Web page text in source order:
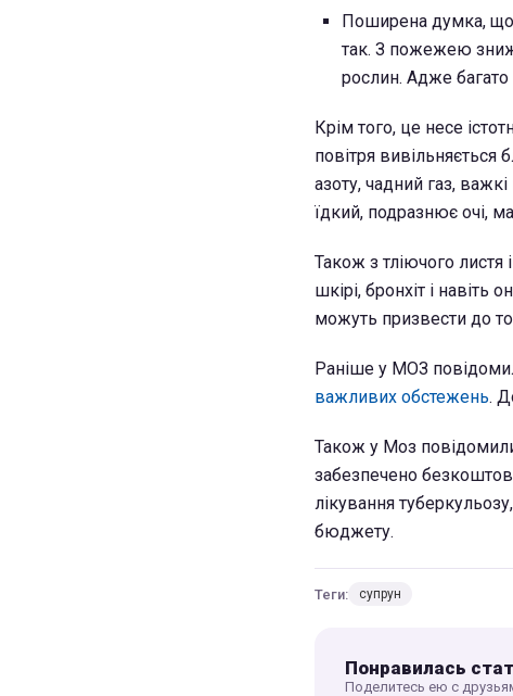
Поширена думка, що
так. З пожежею
рослин. Адже багато
Крім того, це несе
повітря вивільняється
азоту, чадний газ,
їдкий, подразнює очі,
Також з тліючого листя
шкірі, бронхіт і навіть
можуть призвести до
Раніше у МОЗ
важливих обстежень.
Також у Моз
забезпечено
лікування
бюджету.
Теги: супрун
Понравилась
Поделитесь ею с